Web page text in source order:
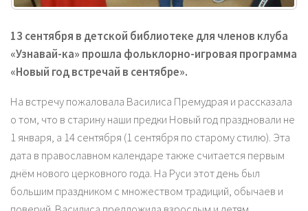
13 сентября в детской библиотеке для членов клуба
«Узнавай-ка» прошла фольклорно-игровая программа
«Новый год встречай в сентябре».
На встречу пожаловала Василиса Премудрая и рассказала
о том, что в старину наши предки Новый год праздновали не
1 января, а 14 сентября (1 сентября по старому стилю). Эта
дата в православном календаре также считается первым
днём нового церковного года. На Руси этот день был
большим праздником с множеством традиций, обычаев и